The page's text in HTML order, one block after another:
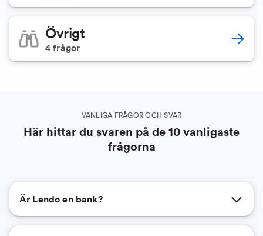
Övrigt
4frågor
VANLIGA FRÅGOR OCH SVAR
Här hittar du svaren på de 10 vanligaste
frågorna
Är Lendo en bank?